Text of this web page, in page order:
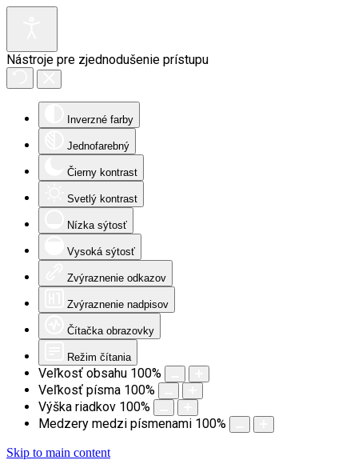
Nástroje pre zjednodušenie prístupu
Inverzné farby
Jednofarebný
Čierny kontrast
Svetlý kontrast
Nízka sýtosť
Vysoká sýtosť
Zvýraznenie odkazov
Zvýraznenie nadpisov
Čítačka obrazovky
Režim čítania
Veľkosť obsahu 100%
Veľkosť písma 100%
Výška riadkov 100%
Medzery medzi písmenami 100%
Skip to main content